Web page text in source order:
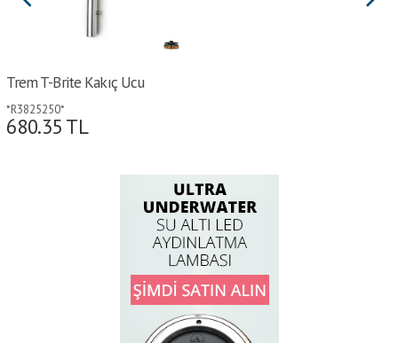
Trem T-Brite Kakıç Ucu
*R3825250*
680.35 TL